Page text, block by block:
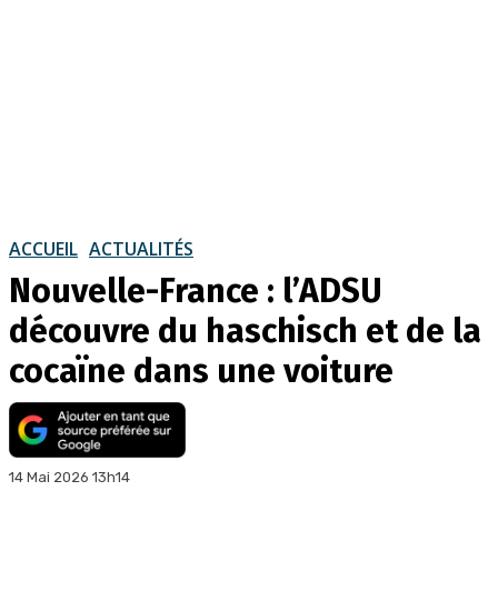
ACCUEIL ACTUALITÉS
Nouvelle-France : l’ADSU
découvre du haschisch et de la
cocaïne dans une voiture
14 Mai 2026 13h14